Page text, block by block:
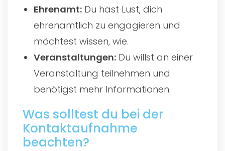
Ehrenamt: Du hast Lust, dich
ehrenamtlich zu engagieren und
möchtest wissen, wie.
Veranstaltungen: Du willst an einer
Veranstaltung teilnehmen und
benötigst mehr Informationen.
Was solltest du bei der
Kontaktaufnahme
beachten?